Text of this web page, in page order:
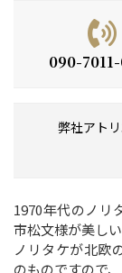
090-
弊社アト
1970年代のノリ
市松文様が美し
ノリタケが北欧
のものですので